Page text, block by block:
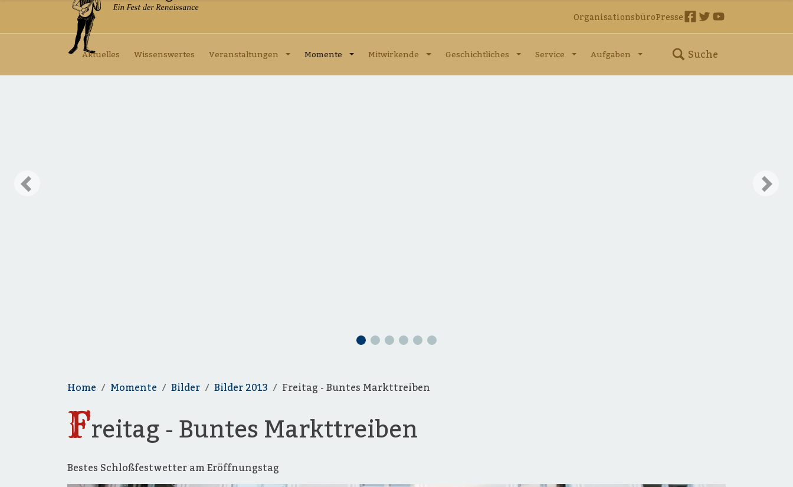
OrganisationsbüroPresse
Aktuelles Wissenswertes Veranstaltungen Momente Mitwirkende Geschichtliches Service Aufgaben Suche
Home Momente Bilder Bilder 2013 Freitag - Buntes Markttreiben
Freitag - Buntes Markttreiben
Bestes Schloßfestwetter am Eröffnungstag